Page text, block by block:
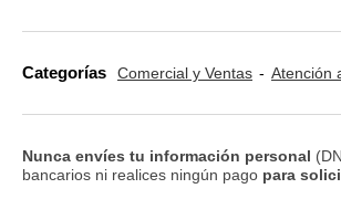
Categorías Comercial y Ventas Atención
Nunca envíes tu información personal
bancarios ni realices ningún pago para